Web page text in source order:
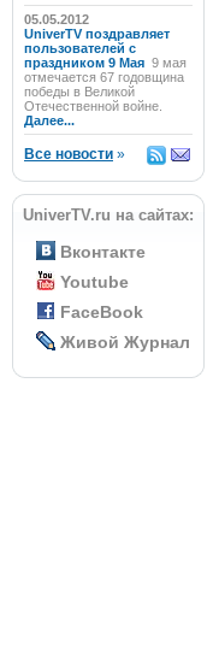
05.05.2012
UniverTV поздравляет
пользователей с
праздником 9 Мая 9 мая
отмечается 67 годовщина
победы в Великой
Отечественной войне.
Далее...
Все новости »
UniverTV.ru на сайтах:
Вконтакте
Youtube
FaceBook
Живой Журнал